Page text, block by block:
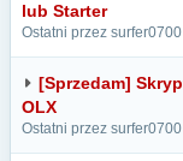
lub Starter
Ostatni przez surfer0700
[Sprzedam]
OLX
Ostatni przez surfer0700